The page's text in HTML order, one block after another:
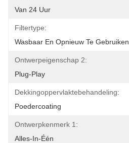
Van 24 Uur
Filtertype:
Wasbaar En Opnieuw Te Gebruiken
Ontwerpeigenschap 2:
Plug-Play
Dekkingoppervlaktebehandeling:
Poedercoating
Ontwerpkenmerk 1:
Alles-In-Één